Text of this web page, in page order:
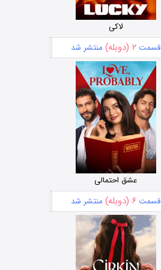
لاکی
قسمت ۲ (دوبله) منتشر شد
عشق احتمالی
قسمت ۶ (دوبله) منتشر شد